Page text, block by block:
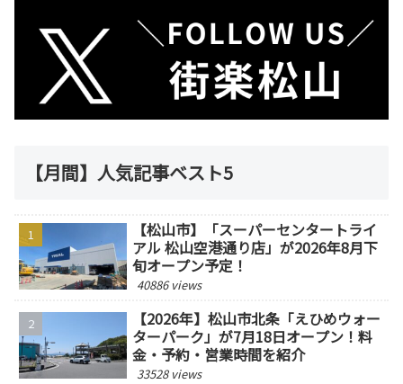
【月間】人気記事ベスト5
【松山市】「スーパーセンタートライ
アル 松山空港通り店」が2026年8月下
旬オープン予定！
40886 views
【2026年】松山市北条「えひめウォー
ターパーク」が7月18日オープン！料
金・予約・営業時間を紹介
33528 views